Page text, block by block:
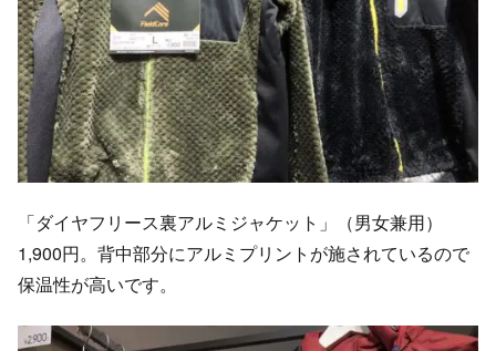
「ダイヤフリース裏アルミジャケット」（男女兼用）
1,900円。背中部分にアルミプリントが施されているので
保温性が高いです。